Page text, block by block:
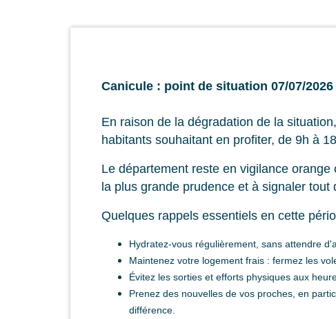
Canicule : point de situation 07/07/2026
En raison de la dégradation de la
habitants souhaitant en profiter, de 9h à
Le département reste en vigilance
la plus grande prudence et à signaler tout
Quelques rappels essentiels en cette
Hydratez-vous régulièrement, sans attendre
Maintenez votre logement frais : fermez les
Évitez les sorties et efforts physiques aux
Prenez des nouvelles de vos proches, en
différence.